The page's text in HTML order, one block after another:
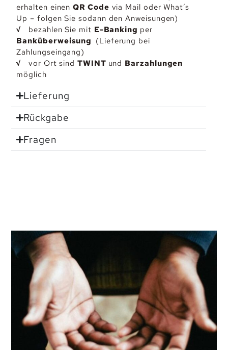
erhalten einenQR Code via Mail oder What’s
Up – folgen Sie sodann den Anweisungen)
√ bezahlen Sie mit E-Banking per
Banküberweisung (Lieferung bei
Zahlungseingang)
√ vor Ort sindTWINT und Barzahlungen
möglich
Lieferung
Rückgabe
Fragen